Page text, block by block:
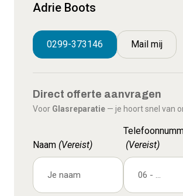
Adrie Boots
0299-373146 Mail mij
Direct offerte aanvragen
Voor Glasreparatie — je hoort snel van
Naam (Vereist)
(Vereist)